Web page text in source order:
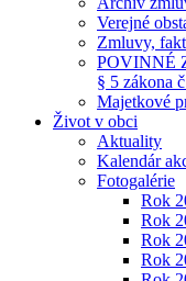
Verejné
Zmluvy,
POVINNÉ
§ 5 zákona
Majetkové
Život v obci
Aktuality
Kalendár
Fotogalérie
Rok
Rok
Rok
Rok